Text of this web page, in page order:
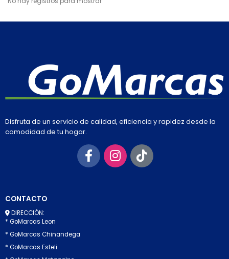
Disfruta de un servicio de calidad, eficiencia y rapidez desde la
comodidad de tu hogar.
CONTACTO
DIRECCIÓN:
* GoMarcas Leon
* GoMarcas Chinandega
* GoMarcas Esteli